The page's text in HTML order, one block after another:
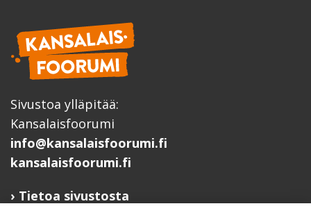
Sivustoa ylläpitää:
Kansalaisfoorumi
info@kansalaisfoorumi.fi
kansalaisfoorumi.fi
Tietoa sivustosta